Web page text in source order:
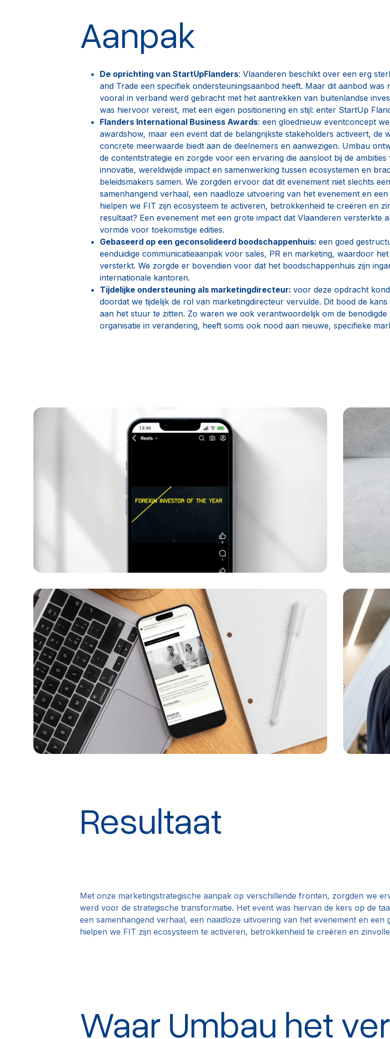
Aanpak
De oprichting van StartUpFlanders: Vlaanderen beschikt over een erg
and Trade een specifiek ondersteuningsaanbod heeft. Maar dit aanbod
vooral in verband werd gebracht met het aantrekken van buitenlandse
was hiervoor vereist, met een eigen positionering en stijl: enter StartUp
Flanders International Business Awards: een gloednieuw eventconcept
awardshow, maar een event dat de belangrijkste stakeholders activeert,
concrete meerwaarde biedt aan de deelnemers en aanwezigen. Umbau
de contentstrategie en zorgde voor een ervaring die aansloot bij de
innovatie, wereldwijde impact en samenwerking tussen ecosystemen en
beleidsmakers samen. We zorgden ervoor dat dit evenement niet slechts
samenhangend verhaal, een naadloze uitvoering van het evenement en
hielpen we FIT zijn ecosysteem te activeren, betrokkenheid te creëren en
resultaat? Een evenement met een grote impact dat Vlaanderen versterkte
vormde voor toekomstige edities.
Gebaseerd op een geconsolideerd boodschappenhuis: een goed
eenduidige communicatieaanpak voor sales, PR en marketing, waardoor
versterkt. We zorgde er bovendien voor dat het boodschappenhuis zijn
internationale kantoren.
Tijdelijke ondersteuning als marketingdirecteur: voor deze opdracht
doordat we tijdelijk de rol van marketingdirecteur vervulde. Dit bood de
aan het stuur te zitten. Zo waren we ook verantwoordelijk om de
organisatie in verandering, heeft soms ook nood aan nieuwe, specifieke
Resultaat
Met onze marketingstrategische aanpak op verschillende fronten, zorgden we
werd voor de strategische transformatie. Het event was hiervan de kers op de
een samenhangend verhaal, een naadloze uitvoering van het evenement en
hielpen we FIT zijn ecosysteem te activeren, betrokkenheid te creëren en
Waar Umbau het